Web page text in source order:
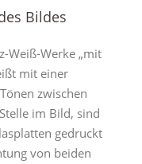
Bildes
Weiß-Werke „mit
mit einer
zwischen
im Bild, sind
gedruckt
von beiden